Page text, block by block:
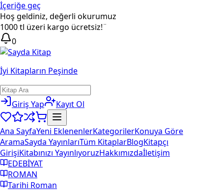
İçeriğe geç
Hoş geldiniz, değerli okurumuz
1000 tl üzeri kargo ücretsiz!¨
0
İyi Kitapların Peşinde
Giriş Yap Kayıt Ol
Ana SayfaYeni EklenenlerKategorilerKonuya Göre
AramaSayda YayınlarıTüm KitaplarBlogKitapçı
GirişiKitabınızı YayınlıyoruzHakkımızdaİletişim
EDEBİYAT
ROMAN
Tarihi Roman